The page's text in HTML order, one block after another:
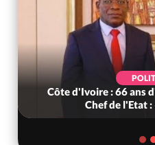
Côte d'Ivoire : 66 ans
Chef de l'Etat :